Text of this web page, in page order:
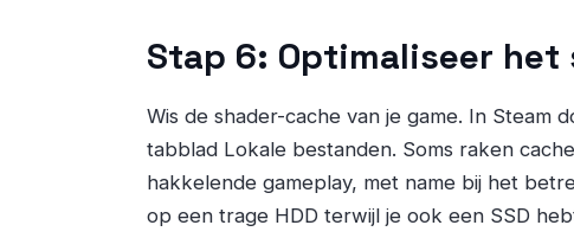
Stap 6: Optimaliseer
Wis de shader-cache van je game. In Steam
tabblad Lokale bestanden. Soms raken
hakkelende gameplay, met name bij het
op een trage HDD terwijl je ook een SSD